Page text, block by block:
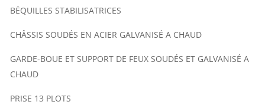
BÉQUILLES STABILISATRICES
CHÂSSIS SOUDÉS EN ACIER GALVANISÉ A CHAUD
GARDE-BOUE ET SUPPORT DE FEUX SOUDÉS ET GALVANISÉ A
CHAUD
PRISE 13 PLOTS